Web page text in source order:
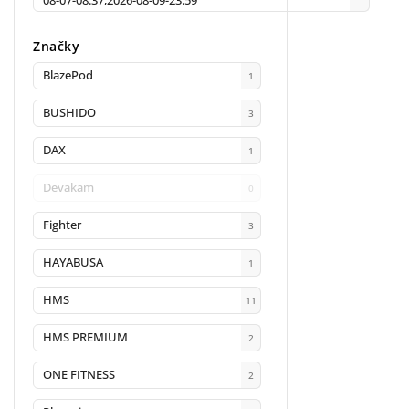
Značky
BlazePod 1
BUSHIDO 3
DAX 1
Devakam 0
Fighter 3
HAYABUSA 1
HMS 11
HMS PREMIUM 2
ONE FITNESS 2